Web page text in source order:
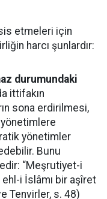
etmeleri için
harcı şunlardır:
durumundaki
ittifakın
sona erdirilmesi,
yönetimler
Bunu
“Meşrutiyet-i
i İslâmı bir aşîret
Tenvirler, s. 48)